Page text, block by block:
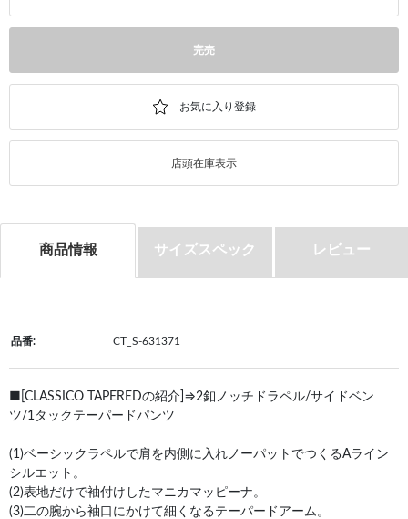
完売
店頭在庫表示
商品情報 サイズスペック レビュー
品番: CT_S-631371
■[CLASSICO TAPEREDの紹介]⇒2釦ノッチドラペル/サイドベン
ツ/1タックテーパードパンツ
(1)ベーシックラペルで肩を内側に入れノーパットでつくるAライン
シルエット。
(2)表地だけで袖付けしたマニカマッピーナ。
(3)二の腕から袖口にかけて細くなるテーパードアーム。